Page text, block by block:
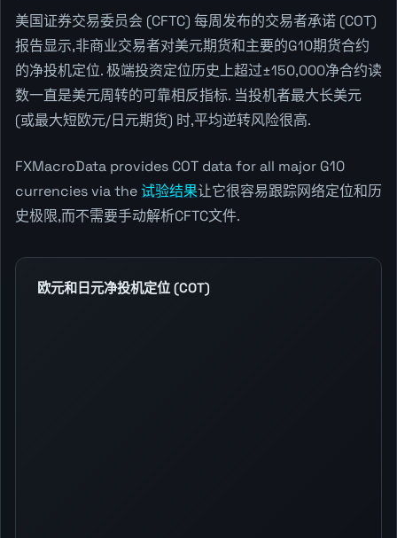
美国证券交易委员会 (CFTC) 每周发布的交易者承诺 (COT)
报告显示,非商业交易者对美元期货和主要的G10期货合约
的净投机定位. 极端投资定位历史上超过±150,000净合约读
数一直是美元周转的可靠相反指标. 当投机者最大长美元
(或最大短欧元/日元期货) 时,平均逆转风险很高.
FXMacroData provides COT data for all major G10
currencies via the试验结果让它很容易跟踪网络定位和历
史极限,而不需要手动解析CFTC文件.
欧元和日元净投机定位 (COT)